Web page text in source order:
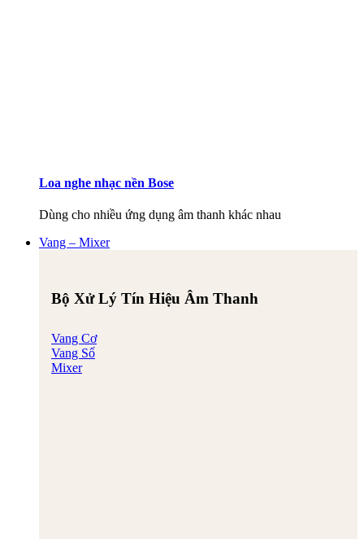
Loa nghe nhạc nền Bose
Dùng cho nhiều ứng dụng âm thanh khác nhau
Vang – Mixer
Bộ Xử Lý Tín Hiệu Âm Thanh
Vang Cơ
Vang Số
Mixer